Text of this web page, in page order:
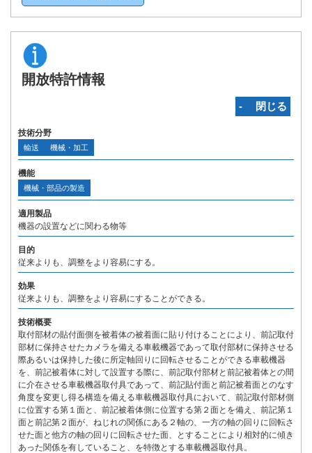
開放特許情報
‐ 閉じる
技術分野
輸送 機械・加工
機能
機械・部品の製造
適用製品
機器の設置などに関わる物等
目的
従来よりも、調整をより容易にする。
効果
従来よりも、調整をより容易にすることができる。
技術概要
取付部材の貼付面側を被着体の被着面に貼り付けることにより、前記取付
部材に保持させたカメラを備える車載機器であって取付部材に保持させる
際あるいは保持した後に所定軸回りに回転させることができる車載機器
を、前記被着体に対して設置する際に、前記取付部材と前記被着体との間
に介在させる車載機器取付具であって、前記貼付面と前記被着面とのなす
角度を変更し得る構造を備える車載機器取付具において、前記取付部材側
に位置する第１面と、前記被着体側に位置する第２面とを備え、前記第１
面と前記第２面が、ねじれの関係にある２軸の、一方の軸の回りに回転さ
せた面と他方の軸の回りに回転させた面、とすることにより相対的に傾き
あった関係を有していること、を特徴とする車載機器取付具。